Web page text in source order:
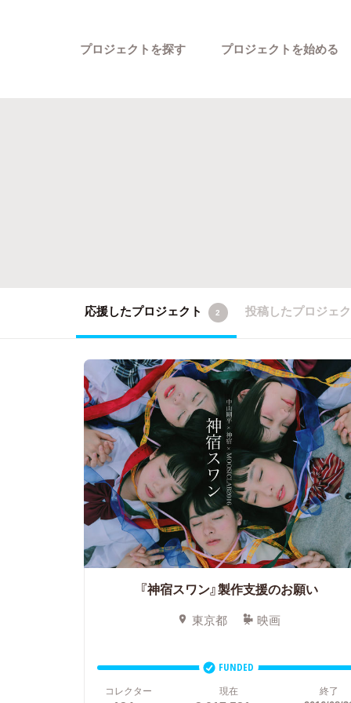
プロジェクトを探す プロジェクトを始める
応援したプロジェクト 2 投稿したプロジェ
『神宿スワン』製作支援のお願い
東京都 映画
FUNDED
コレクター
現在 終了